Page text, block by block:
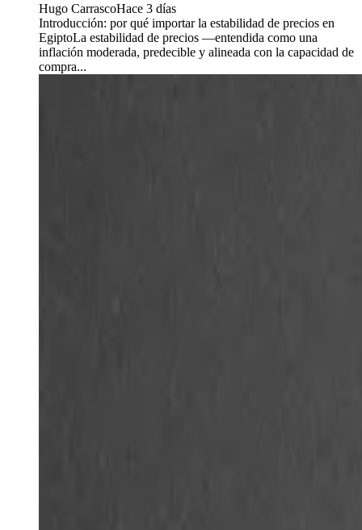
Hugo CarrascoHace 3 días
Introducción: por qué importar la estabilidad de precios en
EgiptoLa estabilidad de precios —entendida como una
inflación moderada, predecible y alineada con la capacidad de
compra...